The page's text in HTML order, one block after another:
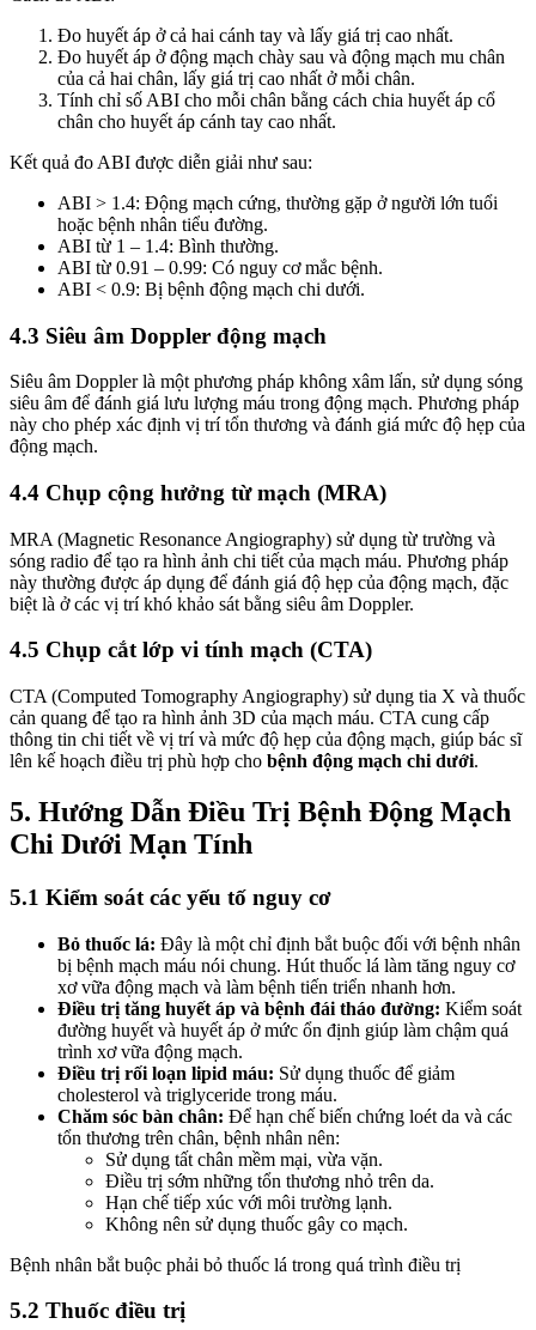
Đo huyết áp ở cả hai cánh tay và lấy giá trị cao nhất.
Đo huyết áp ở động mạch chày sau và động mạch mu chân
của cả hai chân, lấy giá trị cao nhất ở mỗi chân.
Tính chỉ số ABI cho mỗi chân bằng cách chia huyết áp cổ
chân cho huyết áp cánh tay cao nhất.
Kết quả đo ABI được diễn giải như sau:
ABI > 1.4: Động mạch cứng, thường gặp ở người lớn tuổi
hoặc bệnh nhân tiểu đường.
ABI từ 1 – 1.4: Bình thường.
ABI từ 0.91 – 0.99: Có nguy cơ mắc bệnh.
ABI < 0.9: Bị bệnh động mạch chi dưới.
4.3 Siêu âm Doppler động mạch
Siêu âm Doppler là một phương pháp không xâm lấn, sử dụng sóng
siêu âm để đánh giá lưu lượng máu trong động mạch. Phương pháp
này cho phép xác định vị trí tổn thương và đánh giá mức độ hẹp của
động mạch.
4.4 Chụp cộng hưởng từ mạch (MRA)
MRA (Magnetic Resonance Angiography) sử dụng từ trường và
sóng radio để tạo ra hình ảnh chi tiết của mạch máu. Phương pháp
này thường được áp dụng để đánh giá độ hẹp của động mạch, đặc
biệt là ở các vị trí khó khảo sát bằng siêu âm Doppler.
4.5 Chụp cắt lớp vi tính mạch (CTA)
CTA (Computed Tomography Angiography) sử dụng tia X và thuốc
cản quang để tạo ra hình ảnh 3D của mạch máu. CTA cung cấp
thông tin chi tiết về vị trí và mức độ hẹp của động mạch, giúp bác sĩ
lên kế hoạch điều trị phù hợp cho bệnh động mạch chi dưới.
5. Hướng Dẫn Điều Trị Bệnh Động Mạch
Chi Dưới Mạn Tính
5.1 Kiểm soát các yếu tố nguy cơ
Bỏ thuốc lá: Đây là một chỉ định bắt buộc đối với bệnh nhân
bị bệnh mạch máu nói chung. Hút thuốc lá làm tăng nguy cơ
xơ vữa động mạch và làm bệnh tiến triển nhanh hơn.
Điều trị tăng huyết áp và bệnh đái tháo đường: Kiểm soát
đường huyết và huyết áp ở mức ổn định giúp làm chậm quá
trình xơ vữa động mạch.
Điều trị rối loạn lipid máu: Sử dụng thuốc để giảm
cholesterol và triglyceride trong máu.
Chăm sóc bàn chân: Để hạn chế biến chứng loét da và các
tổn thương trên chân, bệnh nhân nên:
Sử dụng tất chân mềm mại, vừa vặn.
Điều trị sớm những tổn thương nhỏ trên da.
Hạn chế tiếp xúc với môi trường lạnh.
Không nên sử dụng thuốc gây co mạch.
Bệnh nhân bắt buộc phải bỏ thuốc lá trong quá trình điều trị
5.2 Thuốc điều trị